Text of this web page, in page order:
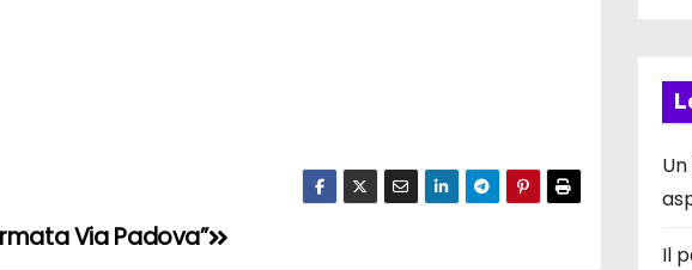
Via Padova”
Il